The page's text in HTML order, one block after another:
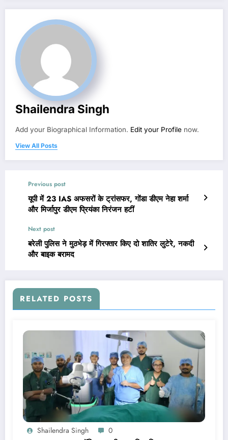
Shailendra Singh
Add your Biographical Information. Edit your Profile now.
View All Posts
Previous post
यूपी में 23 IAS अफसरों के ट्रांसफर, गोंडा डीएम नेहा शर्मा
और मिर्जापुर डीएम प्रियंका निरंजन हटीं
Next post
बरेली पुलिस ने मुठभेड़ में गिरफ्तार किए दो शातिर लुटेरे, नकदी
और बाइक बरामद
RELATED POSTS
Shailendra Singh 0